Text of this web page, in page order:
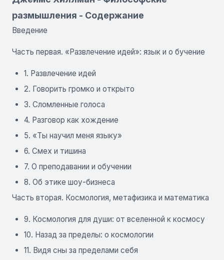
размышления - Содержание
Введение
Часть первая. «Развлечение идей»: язык и о бучение
1. Развлечение идей
2. Говорить громко и открыто
3. Сломленные голоса
4. Разговор как хождение
5. «Ты научил меня языку»
6. Смех и тишина
7. О преподавании и обучении
8. Об этике шоу-бизнеса
Часть вторая. Космология, метафизика и математика
9. Космология для души: от вселенной к космосу
10. Назад за пределы: о космологии
11. Видя сны за пределами себя